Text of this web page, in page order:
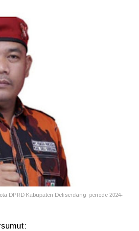
DPRD Kabupaten Deliserdang periode 2024-